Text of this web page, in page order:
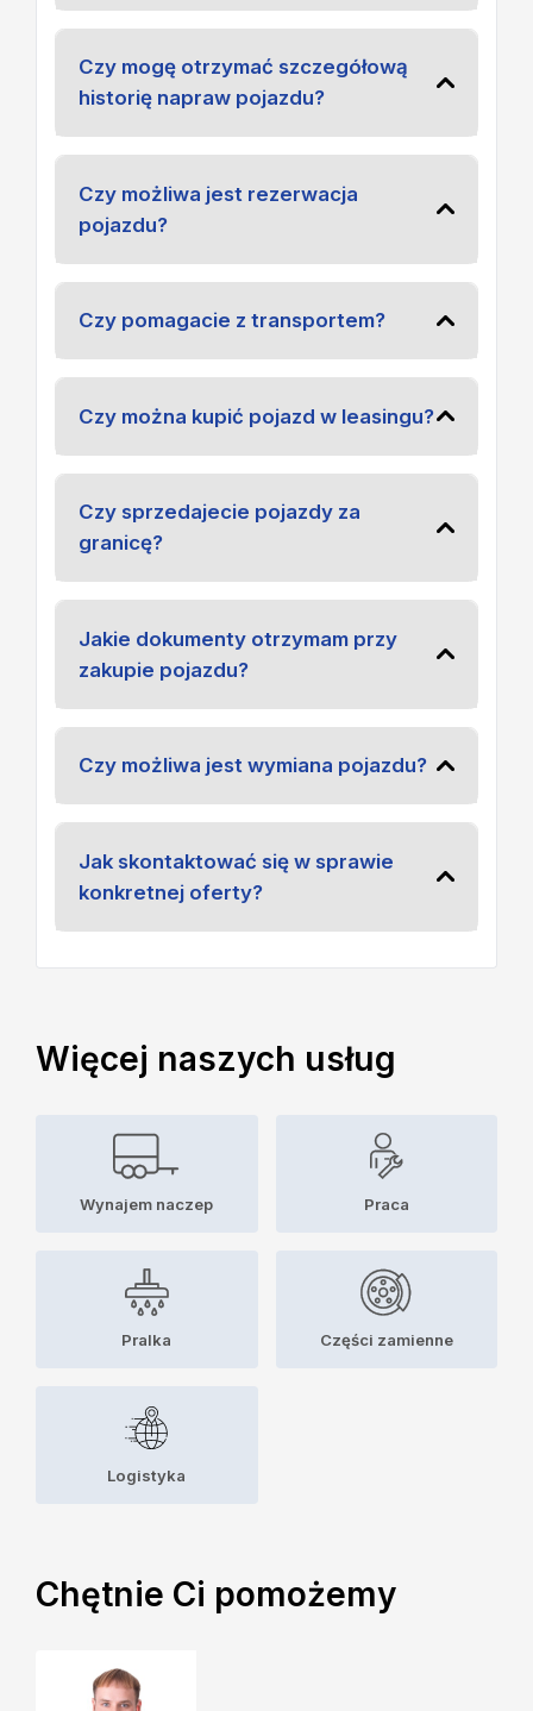
Czy mogę otrzymać szczegółową
historię napraw pojazdu?
Czy możliwa jest rezerwacja
pojazdu?
Czy pomagacie z transportem?
Czy można kupić pojazd w leasingu?
Czy sprzedajecie pojazdy za
granicę?
Jakie dokumenty otrzymam przy
zakupie pojazdu?
Czy możliwa jest wymiana pojazdu?
Jak skontaktować się w sprawie
konkretnej oferty?
Więcej naszych usług
Wynajem naczep Praca
Pralka Części zamienne
Logistyka
Chętnie Ci pomożemy